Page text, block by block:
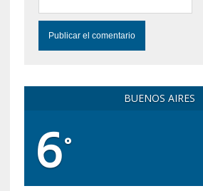
BUENOS AIRES
6°